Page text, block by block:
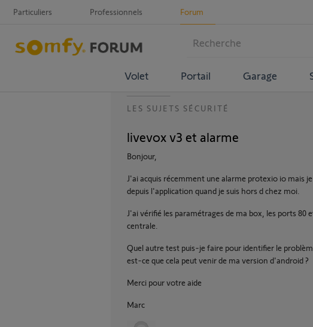
Particuliers Professionnels Forum
Volet Portail Garage
LES SUJETS SÉCURITÉ
livevox v3 et alarme
Bonjour,
J'ai acquis récemment une alarme protexio io mais
depuis l'application quand je suis hors d chez moi.
J'ai vérifié les paramétrages de ma box, les ports
centrale.
Quel autre test puis-je faire pour identifier le
est-ce que cela peut venir de ma version d'android ?
Merci pour votre aide
Marc